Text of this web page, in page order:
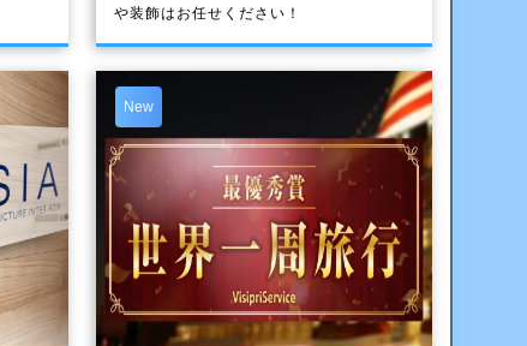
や装飾はお任せください！
New